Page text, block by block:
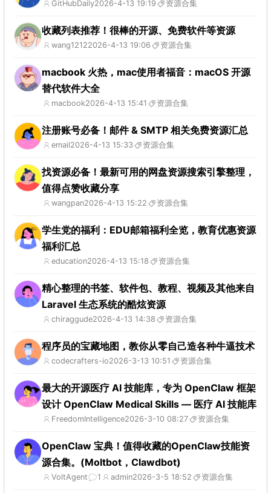
GitHubDaily2026-4-13 19:19 资源合集
收藏列表推荐！很棒的开源、免费软件等资源
wang12122026-4-13 19:06 资源合集
macbook 火热，mac使用者福音：macOS 开源
替代软件大全
macbook2026-4-13 15:41 资源合集
注册账号必备！邮件 & SMTP 相关免费资源汇总
email2026-4-13 15:33 资源合集
找资源必备！最新可用的网盘资源搜索引擎整理，
值得点赞收藏分享
wangpan2026-4-13 15:22 资源合集
学生党的福利：EDU邮箱福利全览，教育优惠资源
福利汇总
education2026-4-13 15:18 资源合集
精心整理的书签、软件包、教程、视频及其他来自
Laravel 生态系统的酷炫资源
chiraggude2026-4-13 14:38 资源合集
程序员的宝藏地图，教你从零自己造各种牛逼技术
codecrafters-io2026-3-13 10:51 资源合集
最大的开源医疗 AI 技能库，专为 OpenClaw 框架
设计 OpenClaw Medical Skills — 医疗 AI 技能库
FreedomIntelligence2026-3-10 08:27 资源合集
OpenClaw 宝典！值得收藏的OpenClaw技能资
源合集。(Moltbot，Clawdbot)
VoltAgent 1 admin2026-3-5 18:52 资源合集